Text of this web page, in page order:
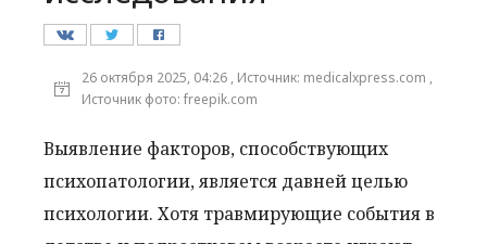
26 октября 2025, 04:26 , Источник: medicalxpress.com ,
Источник фото: freepik.com
Выявление факторов, способствующих
психопатологии, является давней целью
психологии. Хотя травмирующие события в